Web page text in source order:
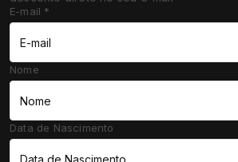
E-mail *
Nome
Data de Nascimento